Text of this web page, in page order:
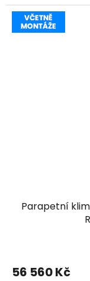
Parapetní
56 560 Kč